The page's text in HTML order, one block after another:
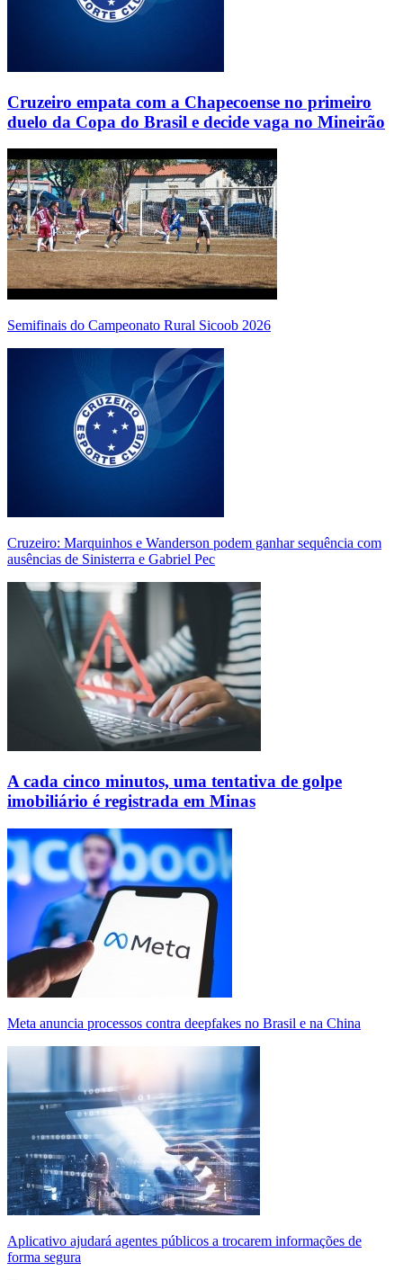
Cruzeiro empata com a Chapecoense no primeiro
duelo da Copa do Brasil e decide vaga no Mineirão
Semifinais do Campeonato Rural Sicoob 2026
Cruzeiro: Marquinhos e Wanderson podem ganhar sequência com
ausências de Sinisterra e Gabriel Pec
A cada cinco minutos, uma tentativa de golpe
imobiliário é registrada em Minas
Meta anuncia processos contra deepfakes no Brasil e na China
Aplicativo ajudará agentes públicos a trocarem informações de
forma segura